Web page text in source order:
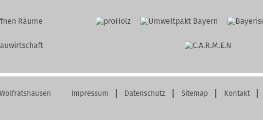
Navigation
Impressum Datenschutz Sitemap Kontakt